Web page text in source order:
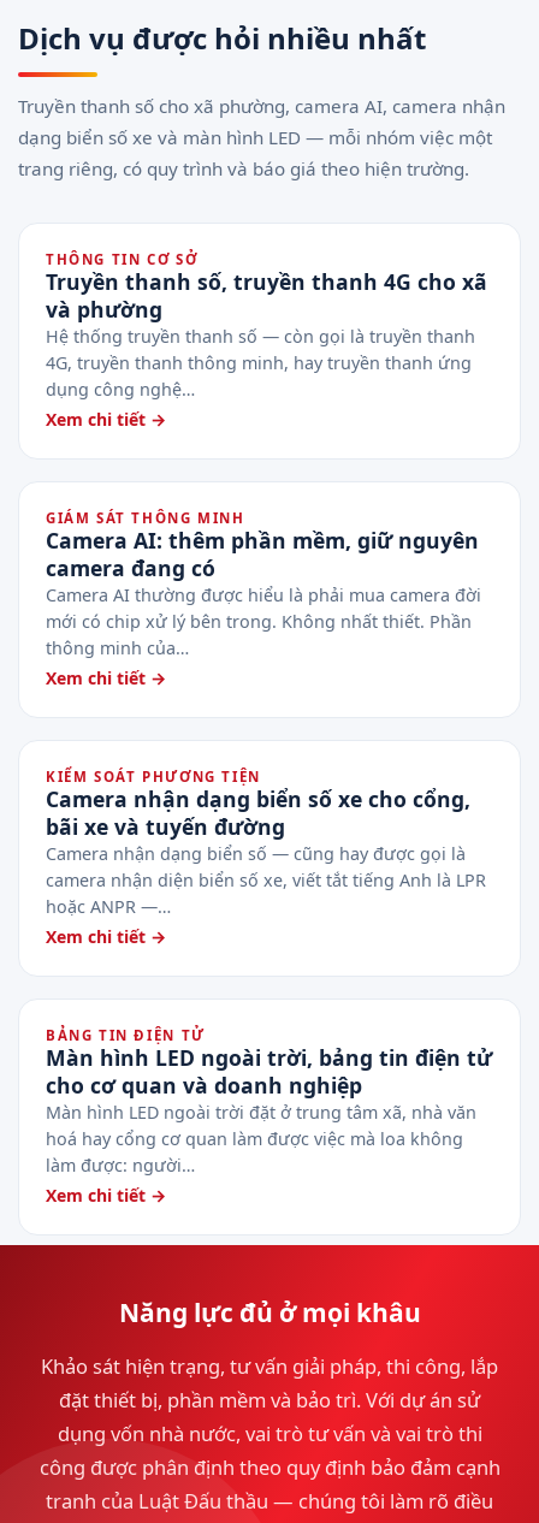
Dịch vụ được hỏi nhiều nhất
Truyền thanh số cho xã phường, camera AI, camera nhận
dạng biển số xe và màn hình LED — mỗi nhóm việc một
trang riêng, có quy trình và báo giá theo hiện trường.
THÔNG TIN CƠ SỞ
Truyền thanh số, truyền thanh 4G cho xã
và phường
Hệ thống truyền thanh số — còn gọi là truyền thanh
4G, truyền thanh thông minh, hay truyền thanh ứng
dụng công nghệ…
Xem chi tiết →
GIÁM SÁT THÔNG MINH
Camera AI: thêm phần mềm, giữ nguyên
camera đang có
Camera AI thường được hiểu là phải mua camera đời
mới có chip xử lý bên trong. Không nhất thiết. Phần
thông minh của…
Xem chi tiết →
KIỂM SOÁT PHƯƠNG TIỆN
Camera nhận dạng biển số xe cho cổng,
bãi xe và tuyến đường
Camera nhận dạng biển số — cũng hay được gọi là
camera nhận diện biển số xe, viết tắt tiếng Anh là LPR
hoặc ANPR —…
Xem chi tiết →
BẢNG TIN ĐIỆN TỬ
Màn hình LED ngoài trời, bảng tin điện tử
cho cơ quan và doanh nghiệp
Màn hình LED ngoài trời đặt ở trung tâm xã, nhà văn
hoá hay cổng cơ quan làm được việc mà loa không
làm được: người…
Xem chi tiết →
Năng lực đủ ở mọi khâu
Khảo sát hiện trạng, tư vấn giải pháp, thi công, lắp
đặt thiết bị, phần mềm và bảo trì. Với dự án sử
dụng vốn nhà nước, vai trò tư vấn và vai trò thi
công được phân định theo quy định bảo đảm cạnh
tranh của Luật Đấu thầu — chúng tôi làm rõ điều